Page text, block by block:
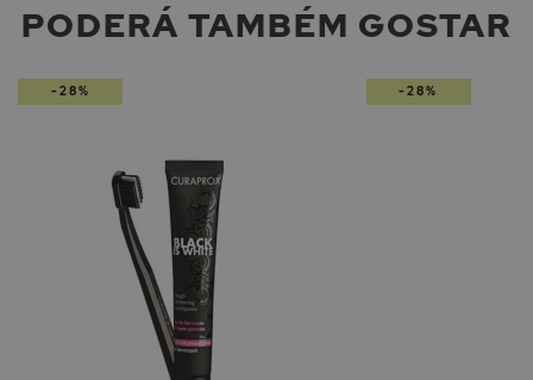
PODERÁ TAMBÉM GOSTAR
-28% -28%